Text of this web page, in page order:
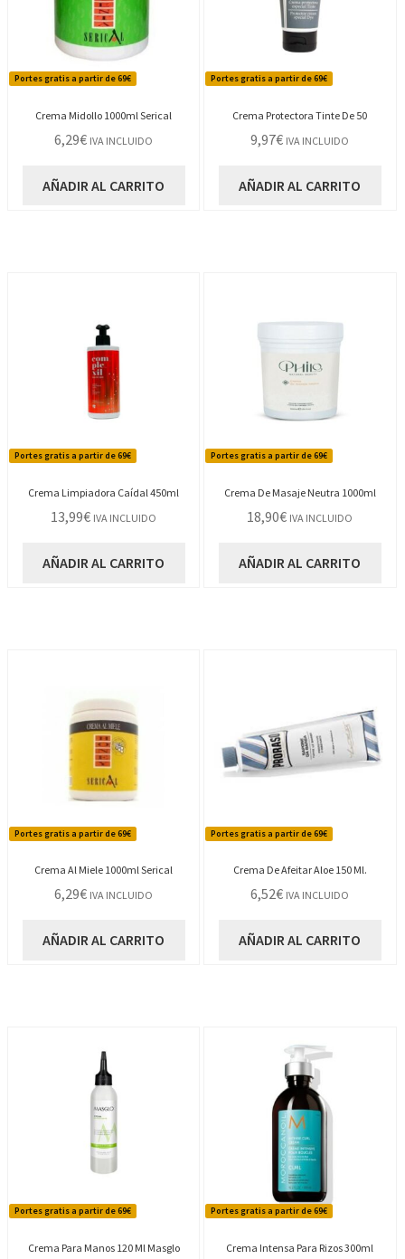
Portes gratis a partir de 69€
Crema Midollo 1000ml Serical
6,29€ IVA INCLUIDO
AÑADIR AL CARRITO
Portes gratis a partir de 69€
Crema Protectora Tinte De 50
9,97€ IVA INCLUIDO
AÑADIR AL CARRITO
Portes gratis a partir de 69€
Crema Limpiadora Caídal 450ml
13,99€ IVA INCLUIDO
AÑADIR AL CARRITO
Portes gratis a partir de 69€
Crema De Masaje Neutra 1000ml
18,90€ IVA INCLUIDO
AÑADIR AL CARRITO
Portes gratis a partir de 69€
Crema Al Miele 1000ml Serical
6,29€ IVA INCLUIDO
AÑADIR AL CARRITO
Portes gratis a partir de 69€
Crema De Afeitar Aloe 150 Ml.
6,52€ IVA INCLUIDO
AÑADIR AL CARRITO
Portes gratis a partir de 69€
Crema Para Manos 120 Ml Masglo
Portes gratis a partir de 69€
Crema Intensa Para Rizos 300ml